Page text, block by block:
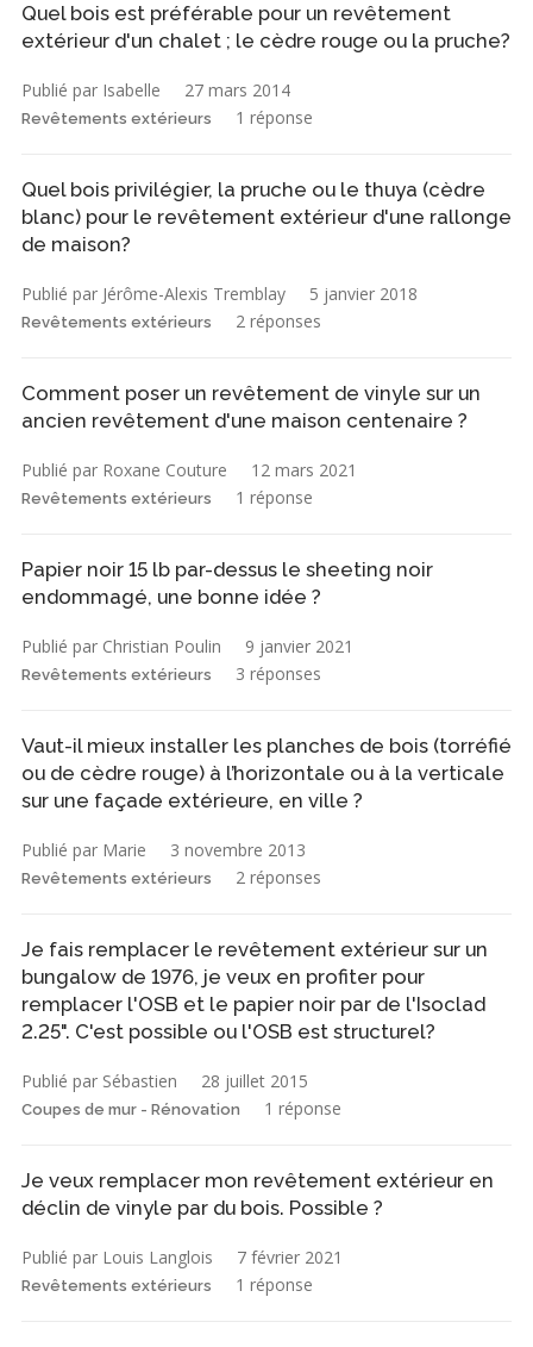
Quel bois est préférable pour un revêtement
extérieur d'un chalet ; le cèdre rouge ou la pruche?
Publié par Isabelle 27 mars 2014
Revêtements extérieurs 1 réponse
Quel bois privilégier, la pruche ou le thuya (cèdre
blanc) pour le revêtement extérieur d'une rallonge
de maison?
Publié par Jérôme-Alexis Tremblay 5 janvier 2018
Revêtements extérieurs 2 réponses
Comment poser un revêtement de vinyle sur un
ancien revêtement d'une maison centenaire ?
Publié par Roxane Couture 12 mars 2021
Revêtements extérieurs 1 réponse
Papier noir 15 lb par-dessus le sheeting noir
endommagé, une bonne idée ?
Publié par Christian Poulin 9 janvier 2021
Revêtements extérieurs 3 réponses
Vaut-il mieux installer les planches de bois (torréfié
ou de cèdre rouge) à l’horizontale ou à la verticale
sur une façade extérieure, en ville ?
Publié par Marie 3 novembre 2013
Revêtements extérieurs 2 réponses
Je fais remplacer le revêtement extérieur sur un
bungalow de 1976, je veux en profiter pour
remplacer l'OSB et le papier noir par de l'Isoclad
2.25". C'est possible ou l'OSB est structurel?
Publié par Sébastien 28 juillet 2015
Coupes de mur - Rénovation 1 réponse
Je veux remplacer mon revêtement extérieur en
déclin de vinyle par du bois. Possible ?
Publié par Louis Langlois 7 février 2021
Revêtements extérieurs 1 réponse